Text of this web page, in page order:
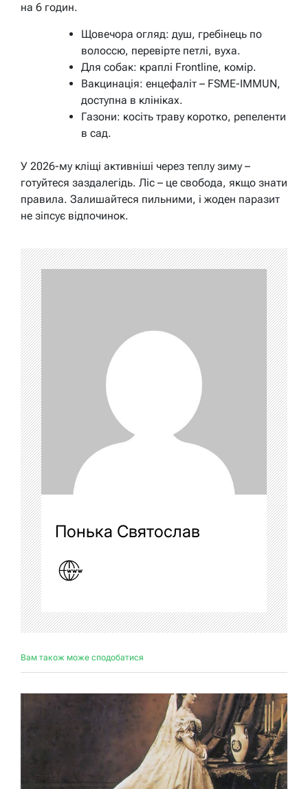
на 6 годин.
Щовечора огляд: душ, гребінець по
волоссю, перевірте петлі, вуха.
Для собак: краплі Frontline, комір.
Вакцинація: енцефаліт – FSME-IMMUN,
доступна в клініках.
Газони: косіть траву коротко, репеленти
в сад.
У 2026-му кліщі активніші через теплу зиму –
готуйтеся заздалегідь. Ліс – це свобода, якщо знати
правила. Залишайтеся пильними, і жоден паразит
не зіпсує відпочинок.
Понька Святослав
Вам також може сподобатися